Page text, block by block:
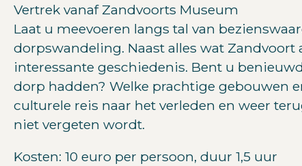
Vertrek vanaf Zandvoorts Museum
Laat u meevoeren langs tal van
dorpswandeling. Naast alles wat
interessante geschiedenis. Bent u
dorp hadden? Welke prachtige gebouwen
culturele reis naar het verleden en weer
niet vergeten wordt.
Kosten: 10 euro per persoon, duur 1,5 uur